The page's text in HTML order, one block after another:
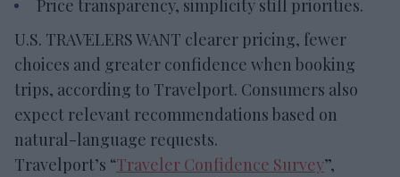
Price transparency, simplicity still priorities.
U.S. TRAVELERS WANT clearer pricing, fewer
choices and greater confidence when booking
trips, according to Travelport. Consumers also
expect relevant recommendations based on
natural-language requests.
Travelport’s “Traveler Confidence Survey”,